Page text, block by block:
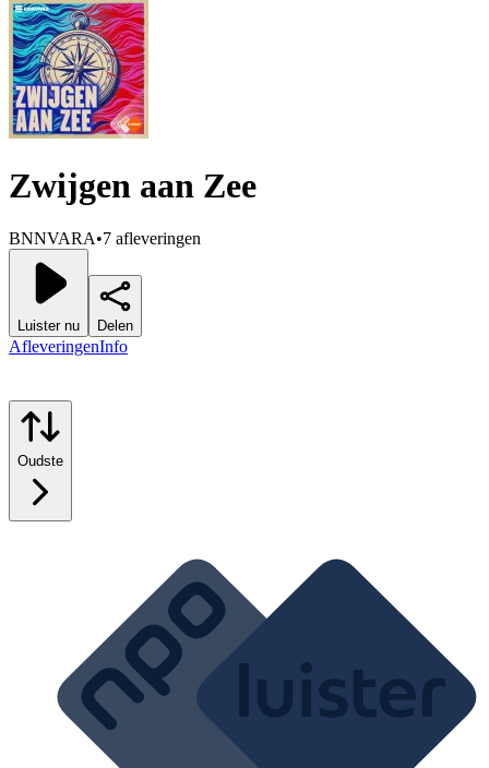
Zwijgen aan Zee
BNNVARA•7 afleveringen
Luister nu Delen
AfleveringenInfo
Oudste